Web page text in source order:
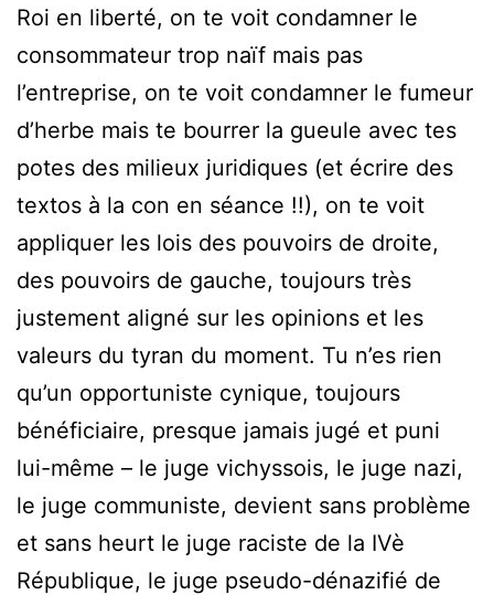
Roi en liberté, on te voit condamner le
consommateur trop naïf mais pas
l’entreprise, on te voit condamner le fumeur
d’herbe mais te bourrer la gueule avec tes
potes des milieux juridiques (et écrire des
textos à la con en séance !!), on te voit
appliquer les lois des pouvoirs de droite,
des pouvoirs de gauche, toujours très
justement aligné sur les opinions et les
valeurs du tyran du moment. Tu n’es rien
qu’un opportuniste cynique, toujours
bénéficiaire, presque jamais jugé et puni
lui-même – le juge vichyssois, le juge nazi,
le juge communiste, devient sans problème
et sans heurt le juge raciste de la IVè
République, le juge pseudo-dénazifié de